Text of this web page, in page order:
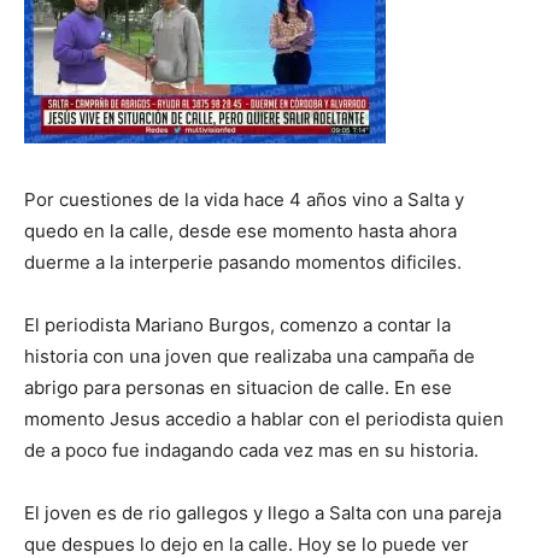
Por cuestiones de la vida hace 4 años vino a Salta y
quedo en la calle, desde ese momento hasta ahora
duerme a la interperie pasando momentos dificiles.
El periodista Mariano Burgos, comenzo a contar la
historia con una joven que realizaba una campaña de
abrigo para personas en situacion de calle. En ese
momento Jesus accedio a hablar con el periodista quien
de a poco fue indagando cada vez mas en su historia.
El joven es de rio gallegos y llego a Salta con una pareja
que despues lo dejo en la calle. Hoy se lo puede ver